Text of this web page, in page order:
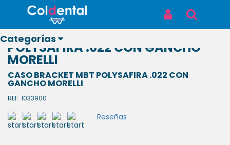
Categorías
Productos
CASO BRACKET MBT POLYSAFIRA .022 CON GANCHO MORELLI
CASO BRACKET MBT
POLYSAFIRA .022 CON GANCHO
MORELLI
CASO BRACKET MBT POLYSAFIRA .022 CON
GANCHO MORELLI
REF: 1033900
Reseñas
Ver todos
los
productos